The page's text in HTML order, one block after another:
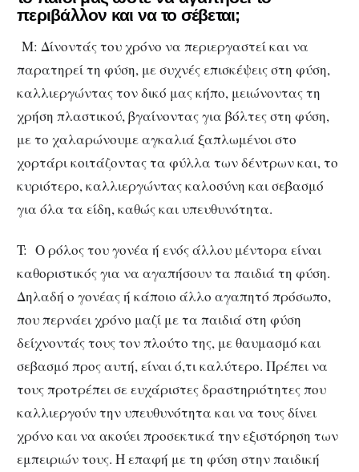
περιβάλλον και να το σέβεται;
Μ: Δίνοντάς του χρόνο να περιεργαστεί και να
παρατηρεί τη φύση, με συχνές επισκέψεις στη φύση,
καλλιεργώντας τον δικό μας κήπο, μειώνοντας τη
χρήση πλαστικού, βγαίνοντας για βόλτες στη φύση,
με το χαλαρώνουμε αγκαλιά ξαπλωμένοι στο
χορτάρι κοιτάζοντας τα φύλλα των δέντρων και, το
κυριότερο, καλλιεργώντας καλοσύνη και σεβασμό
για όλα τα είδη, καθώς και υπευθυνότητα.
T: Ο ρόλος του γονέα ή ενός άλλου μέντορα είναι
καθοριστικός για να αγαπήσουν τα παιδιά τη φύση.
Δηλαδή ο γονέας ή κάποιο άλλο αγαπητό πρόσωπο,
που περνάει χρόνο μαζί με τα παιδιά στη φύση
δείχνοντάς τους τον πλούτο της, με θαυμασμό και
σεβασμό προς αυτή, είναι ό,τι καλύτερο. Πρέπει να
τους προτρέπει σε ευχάριστες δραστηριότητες που
καλλιεργούν την υπευθυνότητα και να τους δίνει
χρόνο και να ακούει προσεκτικά την εξιστόρηση των
εμπειριών τους. Η επαφή με τη φύση στην παιδική